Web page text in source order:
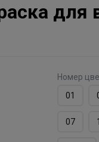
для
Номер
01
07